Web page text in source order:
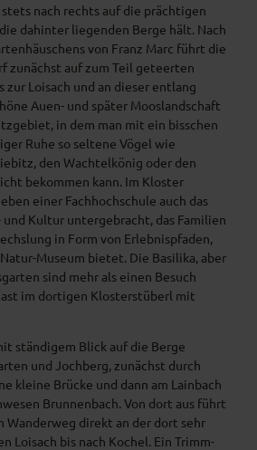
nach rechts auf die prächtigen
dahinter liegenden Berge hält. Nach
von Franz Marc führt die
zunächst auf zum Teil geteerten
Loisach und an dieser entlang
Auen- und später Mooslandschaft
in dem man mit ein bisschen
Ruhe so seltene Vögel wie
den Wachtelkönig oder den
bekommen kann. Im Kloster
einer Fachhochschule auch das
Kultur untergebracht, das Familien
in Form von Erlebnispfaden,
Museum bietet. Die Basilika, aber
sind mehr als einen Besuch
im dortigen Klosterstüberl mit
ständigem Blick auf die Berge
und Jochberg, zunächst durch
kleine Brücke und dann am Lainbach
Brunnenbach. Von dort aus führt
Wanderweg direkt an der dort sehr
Loisach bis nach Kochel. Ein Trimm-